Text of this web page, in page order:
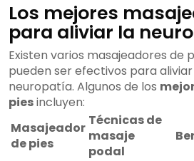
Los mejores
para aliviar la
Existen varios masajeadores de
pueden ser efectivos para
neuropatía. Algunos de los
piesincluyen:
Masajeador
de pies
Técnicas de
masaje
podal